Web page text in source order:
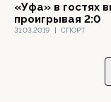
31.03.2019 | СПОРТ
«Уфа» в гостях
проигрывая 2:0